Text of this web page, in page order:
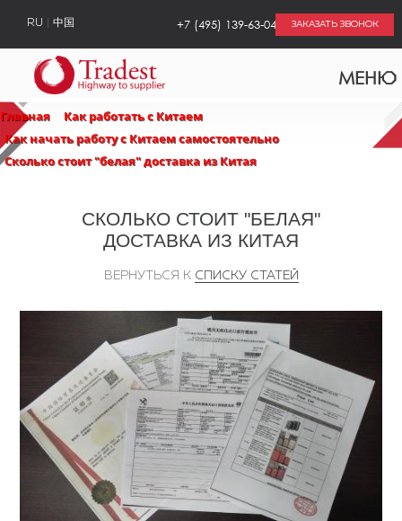
МЕНЮ
RU 中国 ЗАКАЗАТЬ ЗВОНОК
+7 (495) 139-63-04
Главная
Как работать с Китаем
Как начать работу с Китаем самостоятельно
Сколько стоит "белая" доставка из Китая
СКОЛЬКО СТОИТ "БЕЛАЯ"
ДОСТАВКА ИЗ КИТАЯ
ВЕРНУТЬСЯ К СПИСКУ СТАТЕЙ